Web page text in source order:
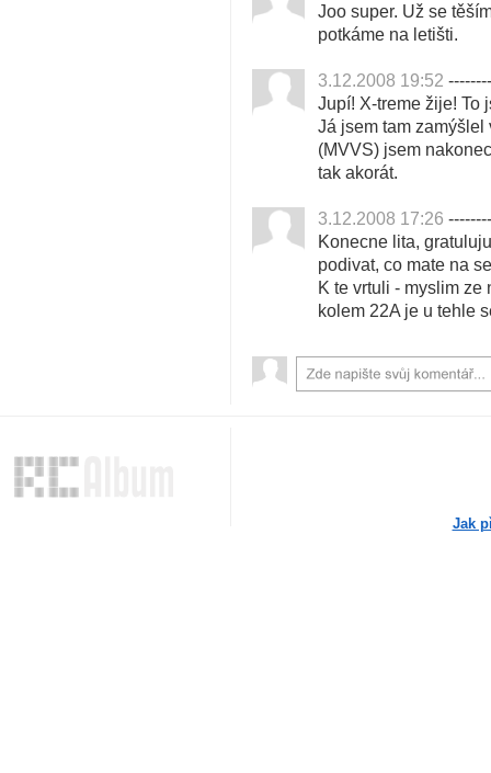
Joo super. Už se
potkáme na letišti.
3.12.2008 19:52
Jupí! X-treme žije! To
Já jsem tam zamýšlel
(MVVS) jsem
tak akorát.
3.12.2008 17:26
Konecne lita,
podivat, co mate na
K te vrtuli - myslim
kolem 22A je u tehle
Jak